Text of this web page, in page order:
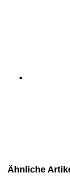
Ähnliche